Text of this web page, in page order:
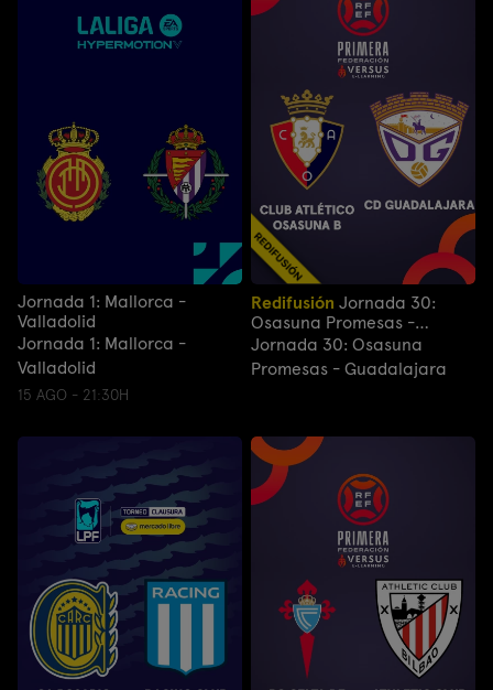
Jornada 1: Mallorca -
Valladolid
Jornada 1: Mallorca -
Valladolid
15 AGO - 21:30H
Redifusión
Osasuna Promesas -
Guadalajara
Jornada 30: Osasuna
Promesas - Guadalajara